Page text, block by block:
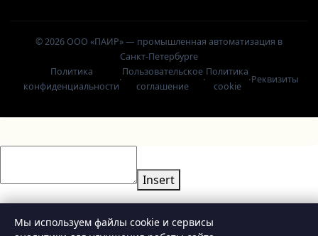
© 2026 ООО «ПАИР» — промышленная автоматизация в
Санкт-Петербурге
Политика
конфиденциальности
·
Пользовательское
соглашение
·
Политика
cookie
·Реквизиты
Insert
Мы используем файлы cookie и сервисы